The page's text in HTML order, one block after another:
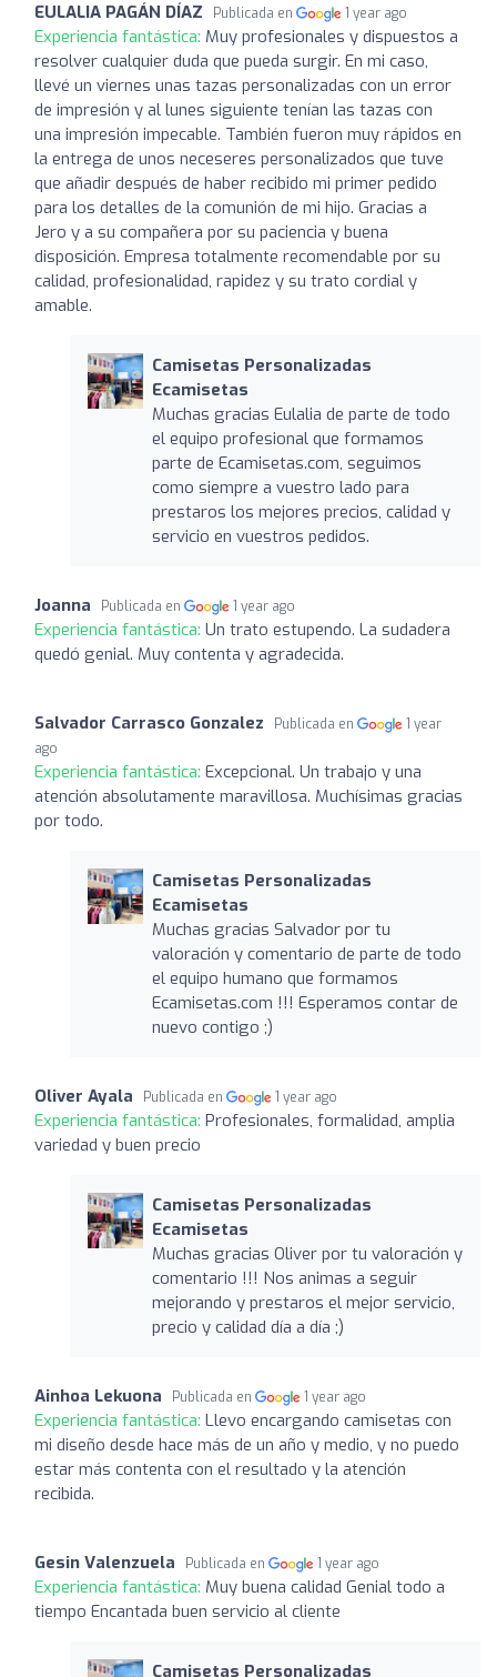
EULALIA PAGÁN DÍAZ Publicada en 1 year ago
Experiencia fantástica: Muy profesionales y dispuestos a
resolver cualquier duda que pueda surgir. En mi caso,
llevé un viernes unas tazas personalizadas con un error
de impresión y al lunes siguiente tenían las tazas con
una impresión impecable. También fueron muy rápidos en
la entrega de unos neceseres personalizados que tuve
que añadir después de haber recibido mi primer pedido
para los detalles de la comunión de mi hijo. Gracias a
Jero y a su compañera por su paciencia y buena
disposición. Empresa totalmente recomendable por su
calidad, profesionalidad, rapidez y su trato cordial y
amable.
Camisetas Personalizadas
Ecamisetas
Muchas gracias Eulalia de parte de todo
el equipo profesional que formamos
parte de Ecamisetas.com, seguimos
como siempre a vuestro lado para
prestaros los mejores precios, calidad y
servicio en vuestros pedidos.
Joanna Publicada en 1 year ago
Experiencia fantástica: Un trato estupendo. La sudadera
quedó genial. Muy contenta y agradecida.
Salvador Carrasco Gonzalez Publicada en
1 year
ago
Experiencia fantástica: Excepcional. Un trabajo y una
atención absolutamente maravillosa. Muchísimas gracias
por todo.
Camisetas Personalizadas
Ecamisetas
Muchas gracias Salvador por tu
valoración y comentario de parte de todo
el equipo humano que formamos
Ecamisetas.com !!! Esperamos contar de
nuevo contigo ;)
Oliver Ayala Publicada en 1 year ago
Experiencia fantástica: Profesionales, formalidad, amplia
variedad y buen precio
Camisetas Personalizadas
Ecamisetas
Muchas gracias Oliver por tu valoración y
comentario !!! Nos animas a seguir
mejorando y prestaros el mejor servicio,
precio y calidad día a día ;)
Ainhoa Lekuona Publicada en 1 year ago
Experiencia fantástica: Llevo encargando camisetas con
mi diseño desde hace más de un año y medio, y no puedo
estar más contenta con el resultado y la atención
recibida.
Gesin Valenzuela Publicada en 1 year ago
Experiencia fantástica: Muy buena calidad Genial todo a
tiempo Encantada buen servicio al cliente
Camisetas Personalizadas